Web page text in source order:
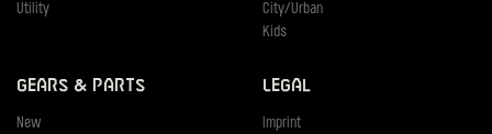
Utility
City/Urban
Kids
Gears & Parts
New
Legal
Imprint